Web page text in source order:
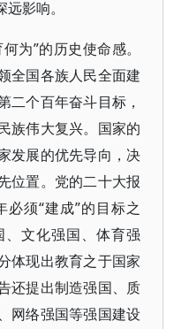
影响。
为”的历史使命感。
全国各族人民全面建
二个百年奋斗目标，
族伟大复兴。国家的
发展的优先导向，决
位置。党的二十大报
须“建成”的目标之
文化强国、体育强
体现出教育之于国家
还提出制造强国、质
网络强国等强国建设